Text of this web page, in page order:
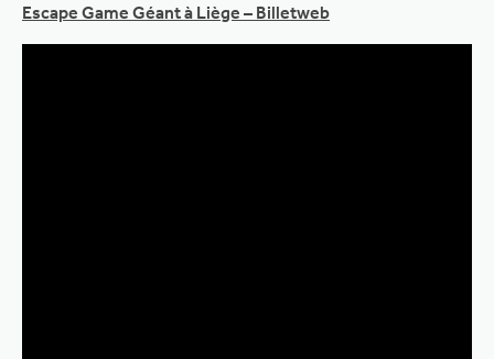
Escape Game Géant à Liège – Billetweb